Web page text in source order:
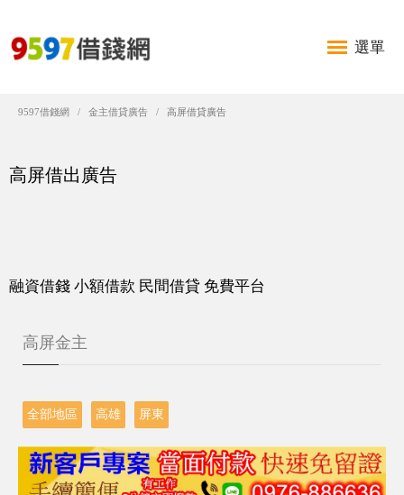
選單
9597借錢網 金主借貸廣告 高屏借貸廣告
高屏借出廣告
融資借錢 小額借款 民間借貸 免費平台
高屏金主
全部地區 高雄 屏東